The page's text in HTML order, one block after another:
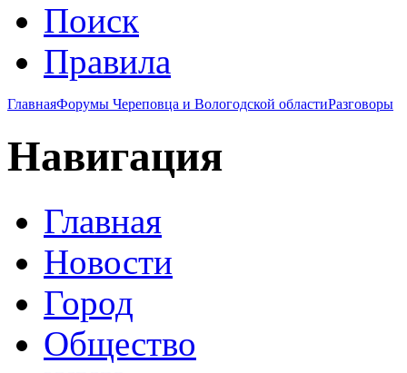
Поиск
Правила
ГлавнаяФорумы Череповца и Вологодской областиРазговоры
Навигация
Главная
Новости
Город
Общество